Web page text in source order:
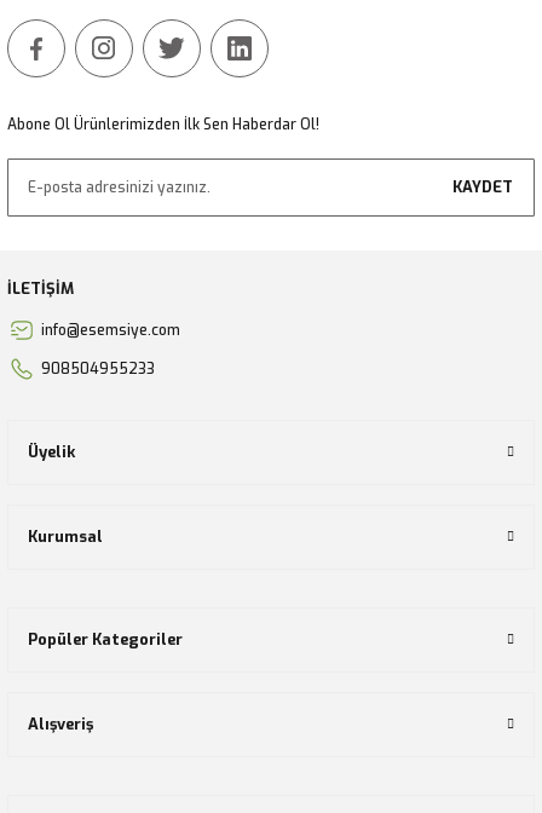
Abone Ol Ürünlerimizden İlk Sen Haberdar Ol!
KAYDET
İLETİŞİM
info@esemsiye.com
908504955233
Üyelik
Kurumsal
Popüler Kategoriler
Alışveriş